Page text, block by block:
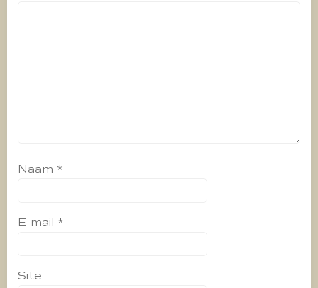
Naam *
E-mail *
Site